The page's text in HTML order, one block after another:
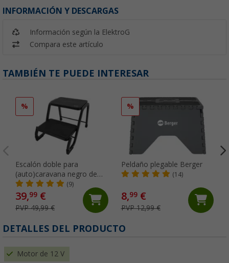
INFORMACIÓN Y DESCARGAS
Información según la ElektroG
Compara este artículo
TAMBIÉN TE PUEDE INTERESAR
%
Escalón doble para
(auto)caravana negro de
acero Berger
(9)
39,99 €
PVP 49,99 €
%
Peldaño plegable Berger
(14)
8,99€
PVP 12,99 €
DETALLES DEL PRODUCTO
Motor de 12 V